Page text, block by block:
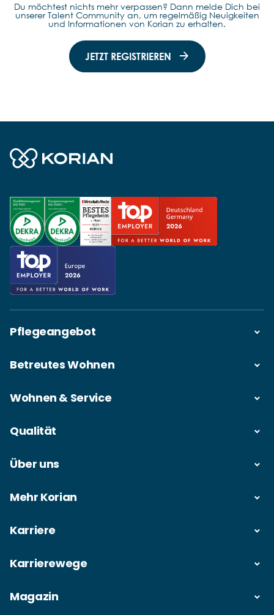
Du möchtest nichts mehr verpassen? Dann melde Dich bei
unserer Talent Community an, um regelmäßig Neuigkeiten
und Informationen von Korian zu erhalten.
JETZT REGISTRIEREN
Pflegeangebot
Betreutes Wohnen
Wohnen & Service
Qualität
Über uns
Mehr Korian
Karriere
Karrierewege
Magazin